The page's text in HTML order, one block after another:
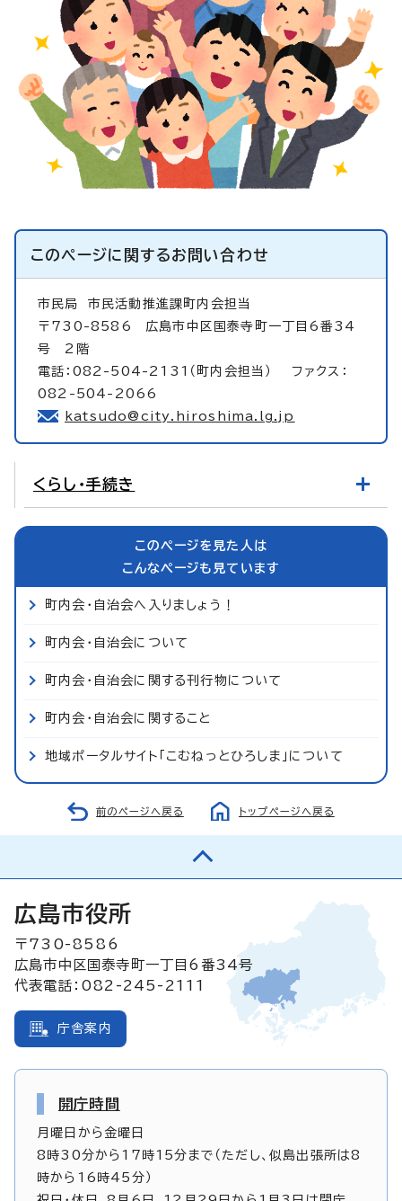
このページに関するお問い合わせ
市民局 市民活動推進課町内会担当
〒730-8586 広島市中区国泰寺町一丁目6番34
号 2階
電話：082-504-2131（町内会担当） ファクス：
082-504-2066
katsudo@city.hiroshima.lg.jp
くらし・手続き
このページを見た人は
こんなページも見ています
町内会・自治会へ入りましょう！
町内会・自治会について
町内会・自治会に関する刊行物について
町内会・自治会に関すること
地域ポータルサイト「こむねっとひろしま」について
前のページへ戻る トップページへ戻る
広島市役所
〒730-8586
広島市中区国泰寺町一丁目6番34号
代表電話：082-245-2111
庁舎案内
開庁時間
月曜日から金曜日
8時30分から17時15分まで（ただし、似島出張所は8
時から16時45分）